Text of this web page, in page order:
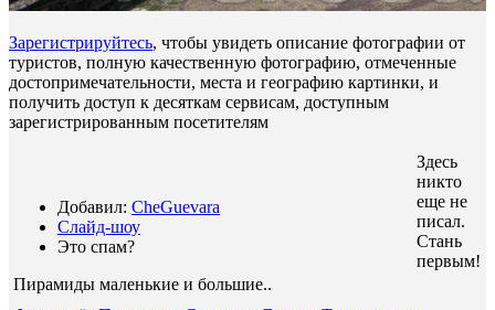
Зарегистрируйтесь, чтобы увидеть описание фотографии от
туристов, полную качественную фотографию, отмеченные
достопримечательности, места и географию картинки, и
получить доступ к десяткам сервисам, доступным
зарегистрированным посетителям
Добавил: CheGuevara
Слайд-шоу
Это спам?
Пирамиды маленькие и большие..
Здесь
никто
еще не
писал.
Стань
первым!